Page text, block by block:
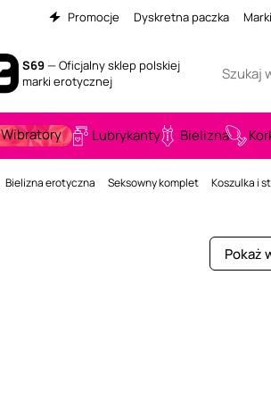
Promocje Dyskretna paczka Marki
S69— Oficjalny sklep polskiej
marki erotycznej
Wibratory Lubrykanty Bielizna
Bielizna erotyczna Seksowny komplet Koszulka i
Pokaż